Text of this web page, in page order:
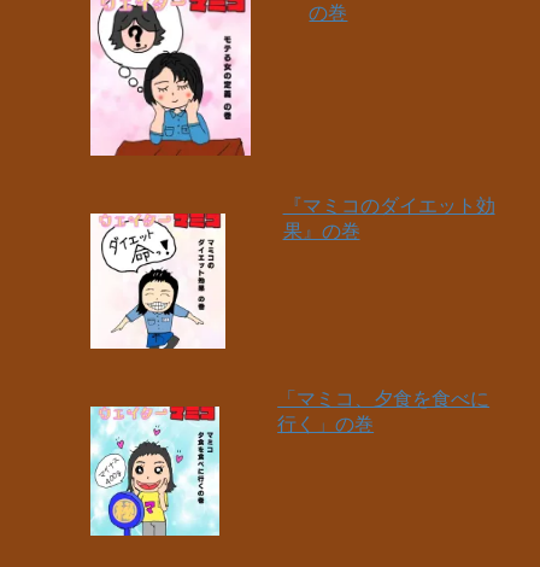
の巻
『マミコのダイエット効
果』の巻
「マミコ、夕食を食べに
行く」の巻